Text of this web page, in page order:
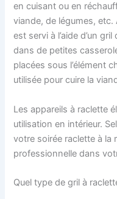
en cuisant ou en
viande, de légumes,
est servi à l’aide d’un
dans de petites
placées sous l’élément
utilisée pour cuire la
Les appareils à raclette
utilisation en intérieur.
votre soirée raclette à la
professionnelle dans
Quel type de gril à